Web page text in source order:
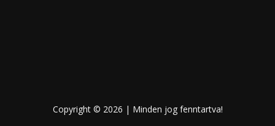
Copyright © 2026 | Minden jog fenntartva!